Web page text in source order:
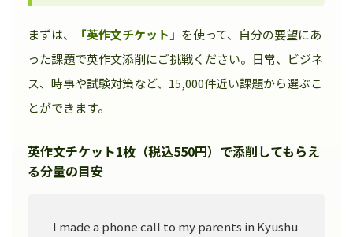
まずは、 「英作文チケット」 を使って、自分の要望にあ
った課題で英作文添削にご挑戦ください。日常、ビジネ
ス、時事や試験対策など、15,000件近い課題から選ぶこ
とができます。
英作文チケット1枚（税込550円）で添削してもらえ
る分量の目安
I made a phone call to my parents in Kyushu